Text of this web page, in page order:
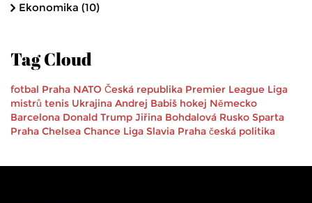
Ekonomika (10)
Tag Cloud
fotbal Praha NATO Česká republika Premier League Liga
mistrů tenis Ukrajina Andrej Babiš hokej Německo
Barcelona Donald Trump Jiřina Bohdalová Rusko Sparta
Praha Chelsea Chance Liga Slavia Praha česká politika